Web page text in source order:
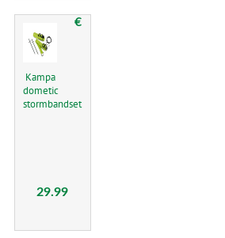
Kampa
dometic
stormbandset
€
29.99